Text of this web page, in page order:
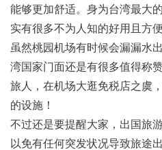
能够更加舒适。身为台湾最
实有很多不为人知的好用且方便
虽然桃园机场有时候会漏漏水
湾国家门面还是有很多值得称
旅人，在机场大逛免税店之虞
的设施！
不过还是要提醒大家，出国旅
以免有任何突发状况导致旅途